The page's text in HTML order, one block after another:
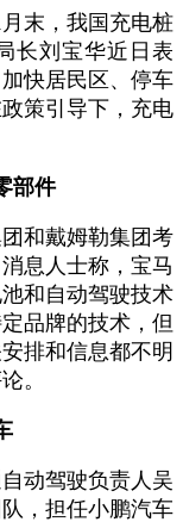
末，我国充电桩
长刘宝华近日表
快居民区、停车
策引导下，充电
部件
和戴姆勒集团考
息人士称，宝马
和自动驾驶技术
品牌的技术，但
排和信息都不明
。
动驾驶负责人吴
，担任小鹏汽车